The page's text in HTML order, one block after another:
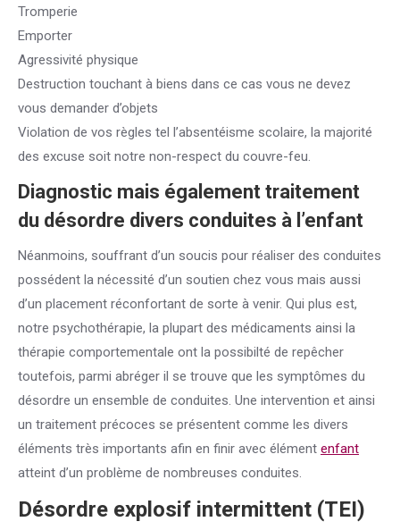
Tromperie
Emporter
Agressivité physique
Destruction touchant à biens dans ce cas vous ne devez
vous demander d’objets
Violation de vos règles tel l’absentéisme scolaire, la majorité
des excuse soit notre non-respect du couvre-feu.
Diagnostic mais également traitement
du désordre divers conduites à l’enfant
Néanmoins, souffrant d’un soucis pour réaliser des conduites
possédent la nécessité d’un soutien chez vous mais aussi
d’un placement réconfortant de sorte à venir. Qui plus est,
notre psychothérapie, la plupart des médicaments ainsi la
thérapie comportementale ont la possibilté de repêcher
toutefois, parmi abréger il se trouve que les symptômes du
désordre un ensemble de conduites. Une intervention et ainsi
un traitement précoces se présentent comme les divers
éléments très importants afin en finir avec élément enfant
atteint d’un problème de nombreuses conduites.
Désordre explosif intermittent (TEI)